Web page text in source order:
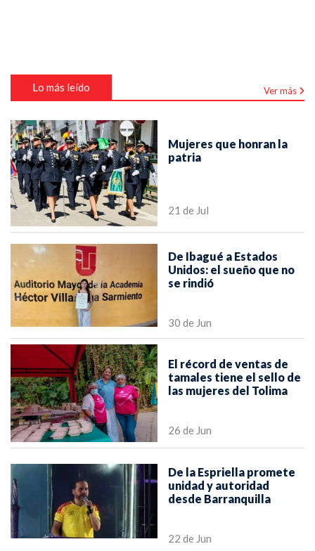
Lo más leído
Mujeres que honran la
patria
21 de Jul
De Ibagué a Estados
Unidos: el sueño que no
se rindió
30 de Jun
El récord de ventas de
tamales tiene el sello de
las mujeres del Tolima
26 de Jun
De la Espriella promete
unidad y autoridad
desde Barranquilla
22 de Jun
Ver más